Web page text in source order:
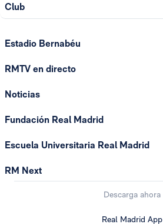
Club
Estadio Bernabéu
RMTV en directo
Noticias
Fundación Real Madrid
Escuela Universitaria Real Madrid
RM Next
Descarga ahora
Real Madrid App